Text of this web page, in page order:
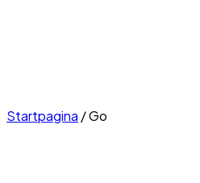
Startpagina /Go